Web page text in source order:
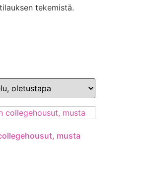
tekemistä.
musta